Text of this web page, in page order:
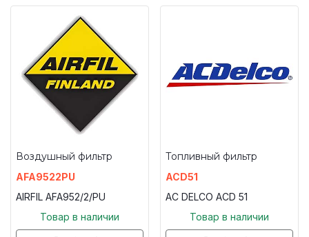
Воздушный фильтр
AFA9522PU
AIRFIL AFA952/2/PU
Товар в наличии
Топливный фильтр
ACD51
AC DELCO ACD 51
Товар в наличии